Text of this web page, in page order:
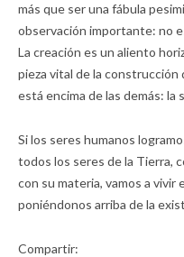
más que ser una fábula
observación importante: no
La creación es un aliento
pieza vital de la
está encima de las demás: la
Si los seres humanos
todos los seres de la Tierra,
con su materia, vamos a vivir
poniéndonos arriba de la
Compartir: